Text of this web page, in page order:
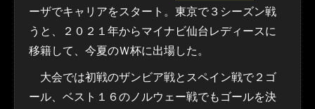
ーザでキャリアをスタート。東京で３シーズン戦
うと、２０２１年からマイナビ仙台レディースに
移籍して、今夏のＷ杯に出場した。
大会では初戦のザンビア戦とスペイン戦で２ゴ
ール、ベスト１６のノルウェー戦でもゴールを決